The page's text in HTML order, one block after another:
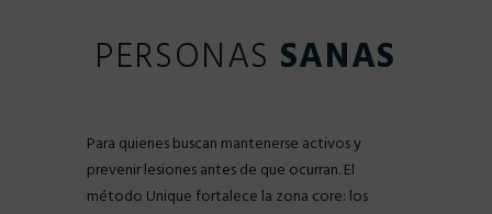
PERSONAS SANAS
Para quienes buscan mantenerse activos y
prevenir lesiones antes de que ocurran. El
método Unique fortalece la zona core: los